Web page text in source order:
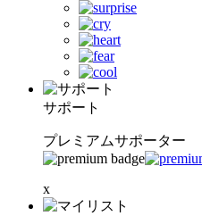
サポート
プレミアムサポーター
x